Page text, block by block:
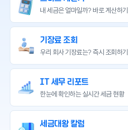
내 세금은 얼마일까? 바로 계산하기
기장료 조회
우리 회사 기장료는? 즉시 조회하기
IT 세무 리포트
한눈에 확인하는실시간 세금 현황
세금대왕 칼럼